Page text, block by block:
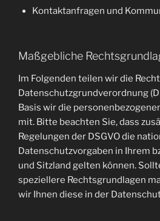
Kontaktanfragen und
Maßgebliche
Im Folgenden teilen wir die
Datenschutzgrundverordnung
Basis wir die
mit. Bitte beachten Sie, dass
Regelungen der DSGVO die
Datenschutzvorgaben in Ihrem
und Sitzland gelten können.
speziellere Rechtsgrundlagen
wir Ihnen diese in der